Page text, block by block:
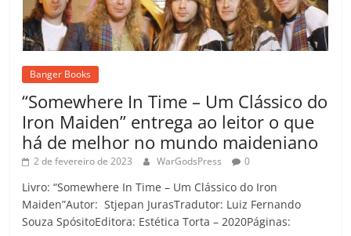
Banger Books
“Somewhere In Time – Um Clássico do
Iron Maiden” entrega ao leitor o que
há de melhor no mundo maideniano
2 de fevereiro de 2023 WarGodsPress 0
Livro: “Somewhere In Time – Um Clássico do Iron
Maiden”Autor: Stjepan JurasTradutor: Luiz Fernando
Souza SpósitoEditora: Estética Torta – 2020Páginas: